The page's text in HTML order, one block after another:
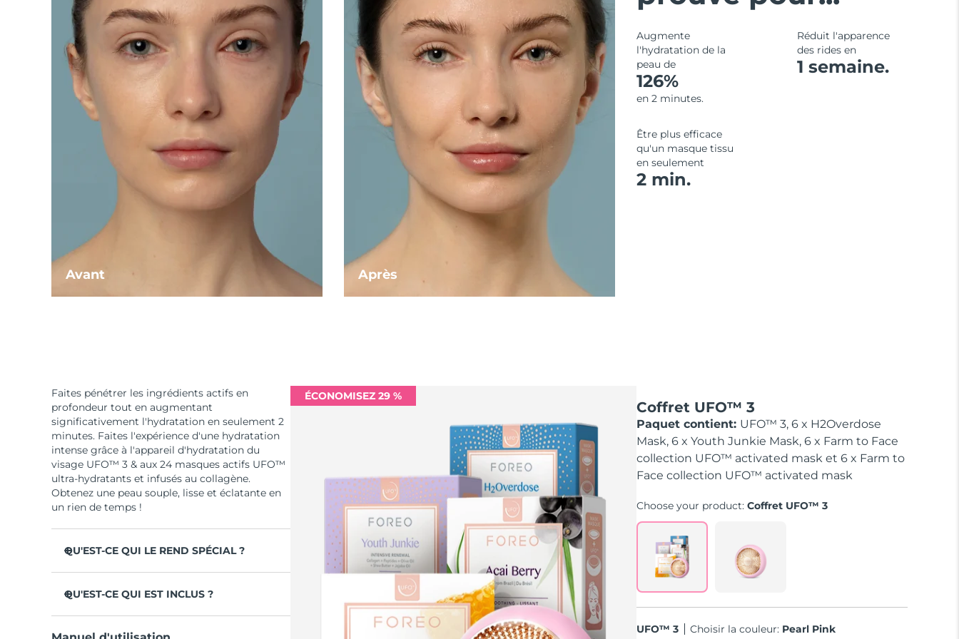
Avant Après
Augmente
l'hydratation de la
peau de
126%
en 2 minutes.
Réduit l'apparence
des rides en
1 semaine.
Être plus efficace
qu'un masque tissu
en seulement
2 min.
ÉCONOMISEZ 29 %
Coffret UFO™ 3
Paquet contient: UFO™ 3, 6 x H2Overdose
Mask, 6 x Youth Junkie Mask, 6 x Farm to Face
collection UFO™ activated mask et 6 x Farm to
Face collection UFO™ activated mask
Choose your product: Coffret UFO™ 3
UFO™ 3 Choisir la couleur: Pearl Pink
Faites pénétrer les ingrédients actifs en
profondeur tout en augmentant
significativement l'hydratation en seulement 2
minutes. Faites l'expérience d'une hydratation
intense grâce à l'appareil d'hydratation du
visage UFO™ 3 & aux 24 masques actifs UFO™
ultra-hydratants et infusés au collagène.
Obtenez une peau souple, lisse et éclatante en
un rien de temps !
QU'EST-CE QUI LE REND SPÉCIAL ?
en 2 minutes et plus d'efficacité qu'un
QU'EST-CE QUI EST INCLUS ?